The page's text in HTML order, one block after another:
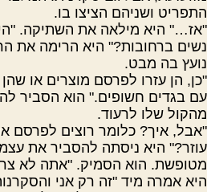
התפריט ושניהם הציצו בו.
"אז…" היא מילאה את השתיקה.
נשים ברחובות?" היא הרימה את
נועץ בה מבט.
"כן, הן עזרו לפרסם מוצרים או
עם בגדים חשופים." הוא הסביר
מהקול שלו לרעוד.
"אבל, איך? כלומר רוצים לפרסם
עוזר?" היא ניסתה להסביר את
מטופשת. הוא הסמיק. "אתה לא
היא אמרה מיד "זה רק אני